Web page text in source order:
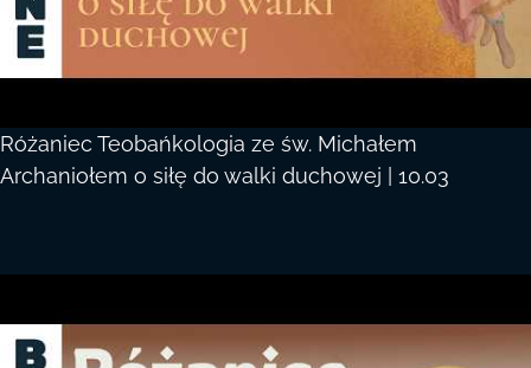
Różaniec Teobańkologia ze św. Michałem
Archaniołem o siłę do walki duchowej | 10.03